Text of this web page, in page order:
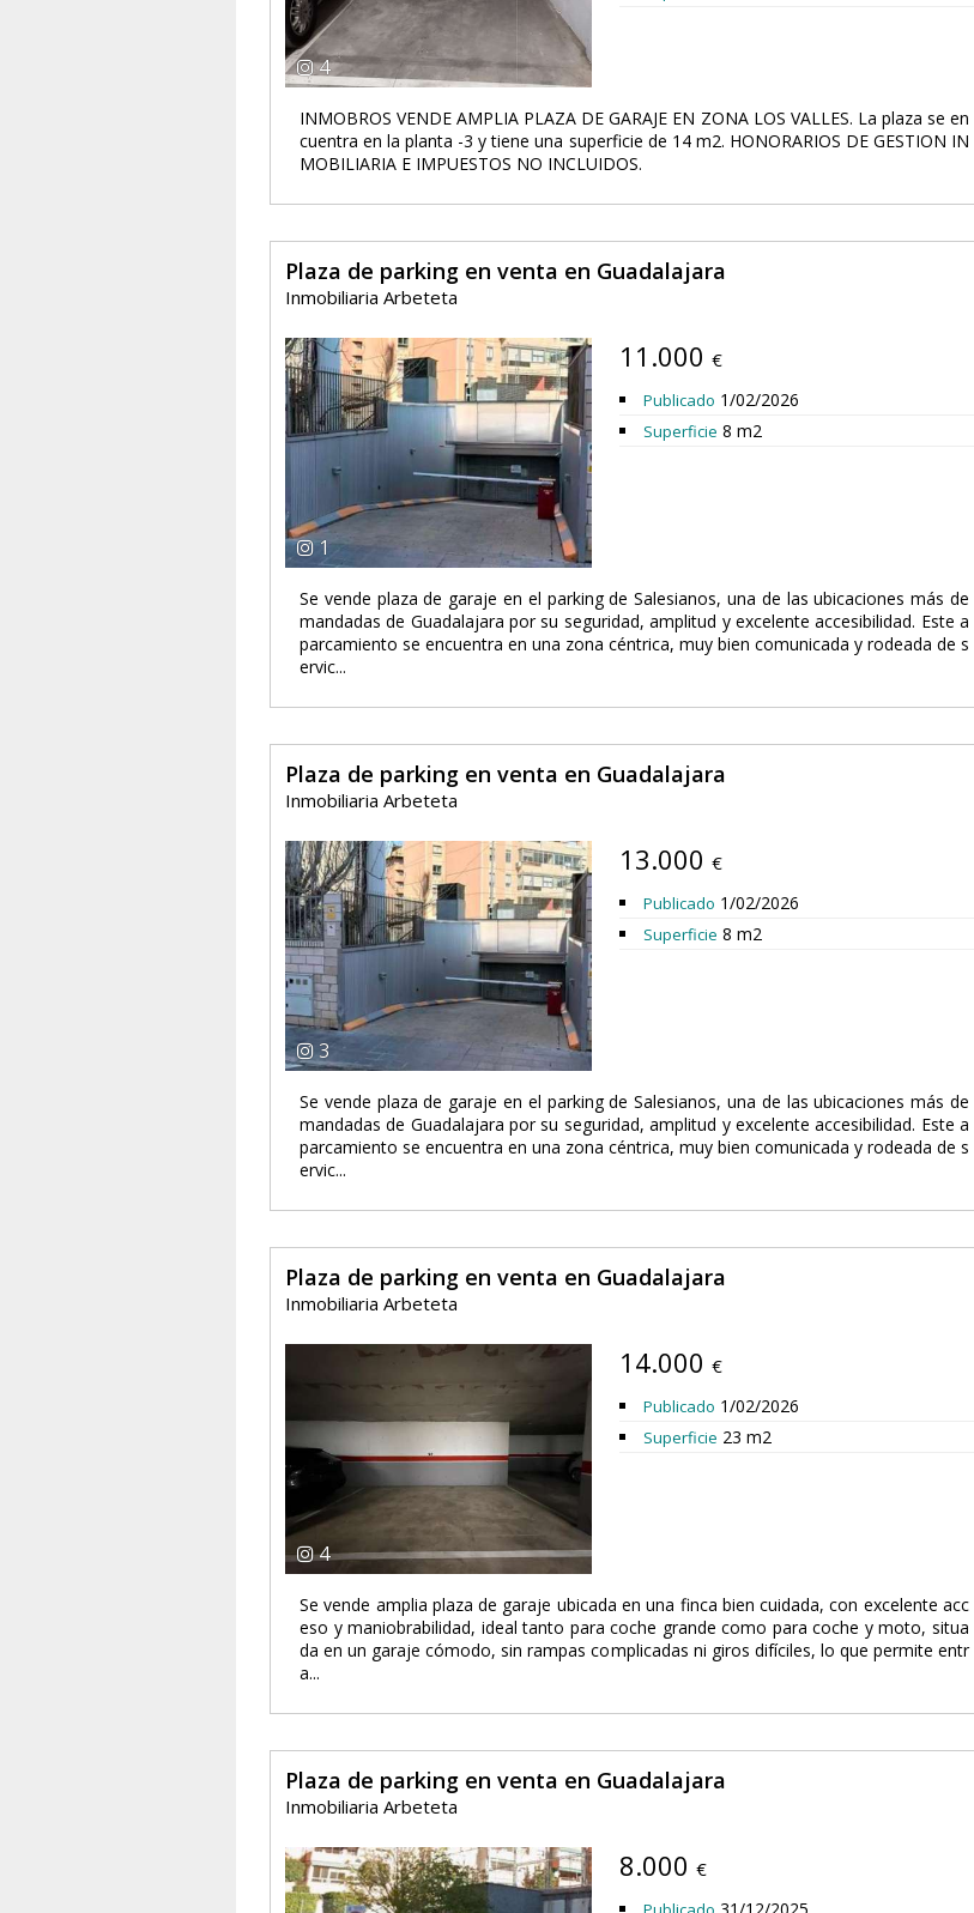
4
INMOBROS VENDE AMPLIA PLAZA DE GARAJE EN ZONA LOS VALLES. La plaza se en
cuentra en la planta -3 y tiene una superficie de 14 m2. HONORARIOS DE GESTION IN
MOBILIARIA E IMPUESTOS NO INCLUIDOS.
Plaza de parking en venta en Guadalajara
Inmobiliaria Arbeteta
1
11.000 €
Publicado 1/02/2026
Superficie 8 m2
Se vende plaza de garaje en el parking de Salesianos, una de las ubicaciones más de
mandadas de Guadalajara por su seguridad, amplitud y excelente accesibilidad. Este a
parcamiento se encuentra en una zona céntrica, muy bien comunicada y rodeada de s
ervic...
Plaza de parking en venta en Guadalajara
Inmobiliaria Arbeteta
3
13.000 €
Publicado 1/02/2026
Superficie 8 m2
Se vende plaza de garaje en el parking de Salesianos, una de las ubicaciones más de
mandadas de Guadalajara por su seguridad, amplitud y excelente accesibilidad. Este a
parcamiento se encuentra en una zona céntrica, muy bien comunicada y rodeada de s
ervic...
Plaza de parking en venta en Guadalajara
Inmobiliaria Arbeteta
4
14.000 €
Publicado 1/02/2026
Superficie 23 m2
Se vende amplia plaza de garaje ubicada en una finca bien cuidada, con excelente acc
eso y maniobrabilidad, ideal tanto para coche grande como para coche y moto, situa
da en un garaje cómodo, sin rampas complicadas ni giros difíciles, lo que permite entr
a...
Plaza de parking en venta en Guadalajara
Inmobiliaria Arbeteta
8.000 €